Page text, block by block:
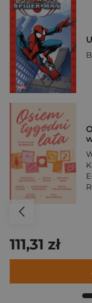
111,31 zł